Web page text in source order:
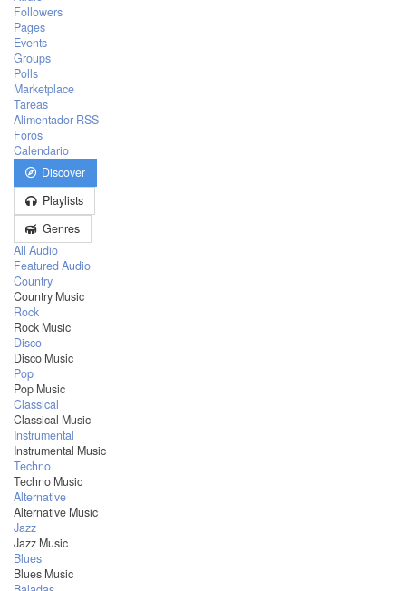
Followers
Pages
Events
Groups
Polls
Marketplace
Tareas
Alimentador RSS
Foros
Calendario
Discover
Playlists
Genres
All Audio
Featured Audio
Country
Country Music
Rock
Rock Music
Disco
Disco Music
Pop
Pop Music
Classical
Classical Music
Instrumental
Instrumental Music
Techno
Techno Music
Alternative
Alternative Music
Jazz
Jazz Music
Blues
Blues Music